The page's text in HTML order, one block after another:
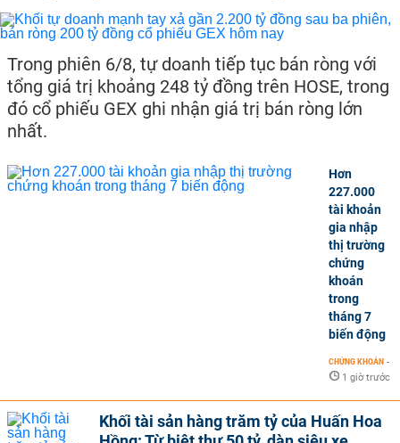
Trong phiên 6/8, tự doanh tiếp tục bán ròng với
tổng giá trị khoảng 248 tỷ đồng trên HOSE, trong
đó cổ phiếu GEX ghi nhận giá trị bán ròng lớn
nhất.
Hơn
227.000
tài khoản
gia nhập
thị trường
chứng
khoán
trong
tháng 7
biến động
CHỨNG KHOÁN -
1 giờ trước
Khối tài sản hàng trăm tỷ của Huấn Hoa